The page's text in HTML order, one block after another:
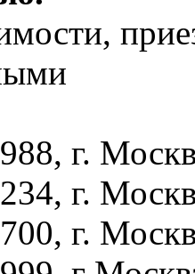
г.
г.
г.